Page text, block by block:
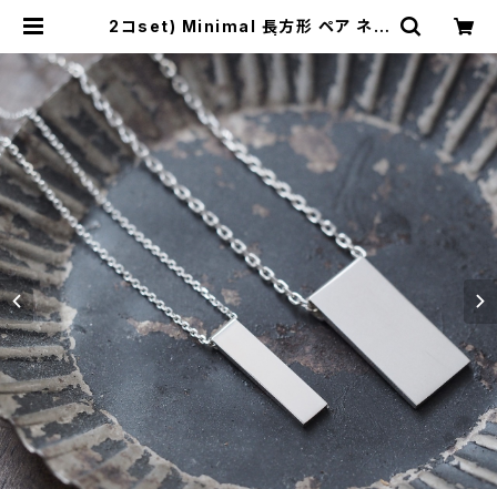
2コset) Minimal 長方形 ペア ネッ